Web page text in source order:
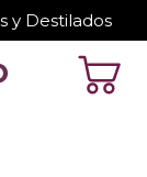
y Destilados